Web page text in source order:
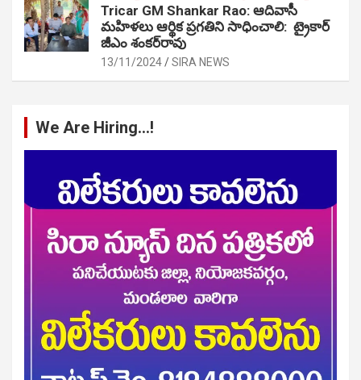
Tricar GM Shankar Rao: ఆదివాసీ
మహిళలు ఆర్థిక ప్రగతిని సాధించాలి: ట్రైకార్
జీఎం శంకర్‌రావు
13/11/2024 SIRA NEWS
We Are Hiring…!